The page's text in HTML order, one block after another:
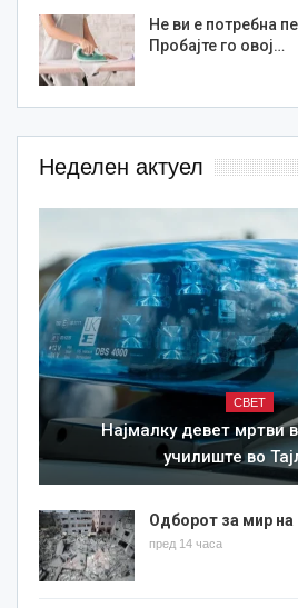
Не ви е потребна
Пробајте го овој…
Неделен актуел
СВЕТ
Најмалку девет мртви
училиште во
Одборот за мир
пред 14 часа